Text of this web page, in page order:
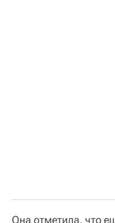
Она отметила, что